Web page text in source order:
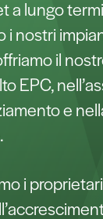
a lungo
i nostri
il
EPC,
e
i